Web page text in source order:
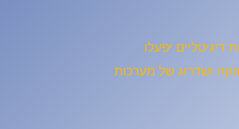
יפעלו
ושדרוג של מערכות